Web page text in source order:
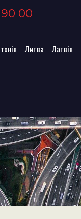
90 00
Литва Латвія